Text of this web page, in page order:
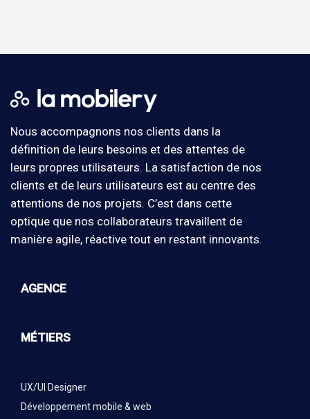
Nous accompagnons nos clients dans la
définition de leurs besoins et des attentes de
leurs propres utilisateurs. La satisfaction de nos
clients et de leurs utilisateurs est au centre des
attentions de nos projets. C’est dans cette
optique que nos collaborateurs travaillent de
manière agile, réactive tout en restant innovants.
AGENCE
MÉTIERS
UX/UI Designer
Développement mobile & web